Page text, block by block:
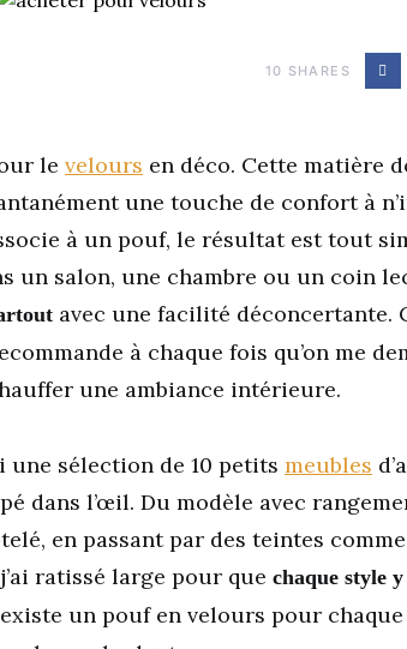
10 SHARES
le velours en déco. Cette matière
une touche de confort à
à un pouf, le résultat est tout
un salon, une chambre ou un coin
avec une facilité déconcertante.
à chaque fois qu’on me
une ambiance intérieure.
une sélection de 10 petits meubles
dans l’œil. Du modèle avec
en passant par des teintes
ratissé large pour que chaque style
un pouf en velours pour